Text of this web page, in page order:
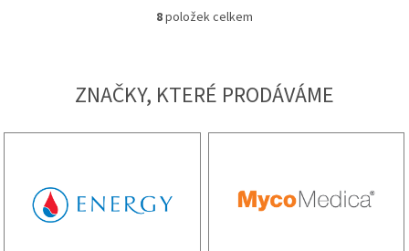
Ovládací prvky výpisu
8položek celkem
ZNAČKY, KTERÉ PRODÁVÁME